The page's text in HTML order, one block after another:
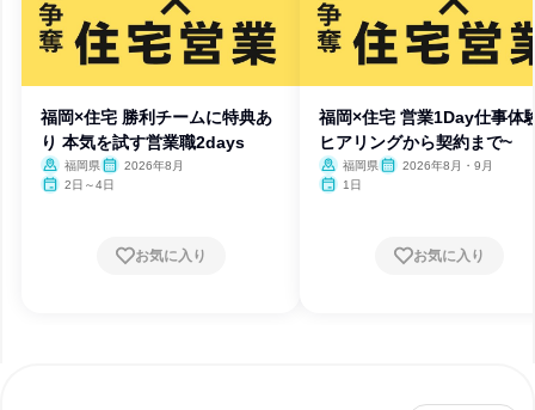
福岡×住宅 勝利チームに特典あ
り 本気を試す営業職2days
福岡県
2026年8月
2日～4日
お気に入り
福岡×住宅 営業1Day仕事体
ヒアリングから契約まで~
福岡県
2026年8月・9月
1日
お気に入り